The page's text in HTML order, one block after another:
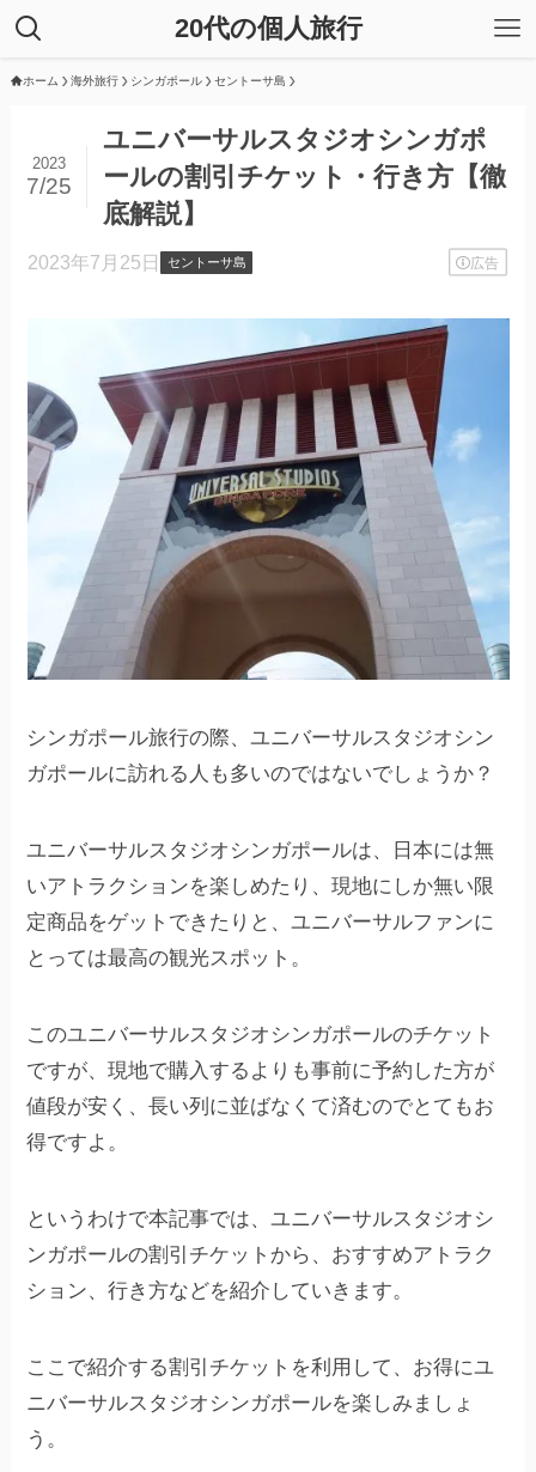
20代の個人旅行
ホーム 海外旅行 シンガポール セントーサ島
ユニバーサルスタジオシンガポ
ールの割引チケット・行き方【徹
底解説】
2023
7/25
広告
セントーサ島
2023年7月25日
シンガポール旅行の際、ユニバーサルスタジオシン
ガポールに訪れる人も多いのではないでしょうか？
ユニバーサルスタジオシンガポールは、日本には無
いアトラクションを楽しめたり、現地にしか無い限
定商品をゲットできたりと、ユニバーサルファンに
とっては最高の観光スポット。
このユニバーサルスタジオシンガポールのチケット
ですが、現地で購入するよりも事前に予約した方が
値段が安く、長い列に並ばなくて済むのでとてもお
得ですよ。
というわけで本記事では、ユニバーサルスタジオシ
ンガポールの割引チケットから、おすすめアトラク
ション、行き方などを紹介していきます。
ここで紹介する割引チケットを利用して、お得にユ
ニバーサルスタジオシンガポールを楽しみましょ
う。